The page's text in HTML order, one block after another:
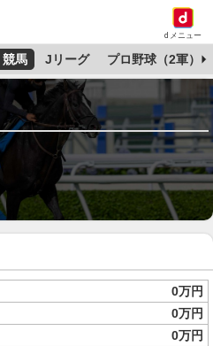
dメニュー
競馬 Jリーグ プロ野球（2軍）
0万円
0万円
0万円